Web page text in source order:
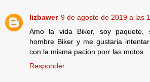
lizbawer 9 de agosto de 2019 a las
Amo la vida Biker, soy paquete,
hombre Biker y me gustaria
con la misma pacion porr las motos
Responder